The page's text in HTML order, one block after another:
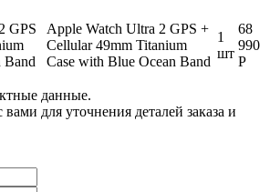
Apple Watch Ultra 2 GPS +
Cellular 49mm Titanium
Case with Blue Ocean Band
1
шт
68
990
Р
данные.
для уточнения деталей заказа и